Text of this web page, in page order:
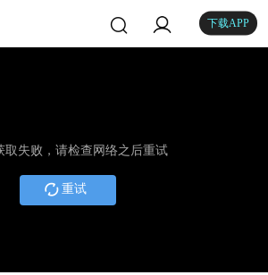
下载APP
取失败，请检查网络之后重试
重试